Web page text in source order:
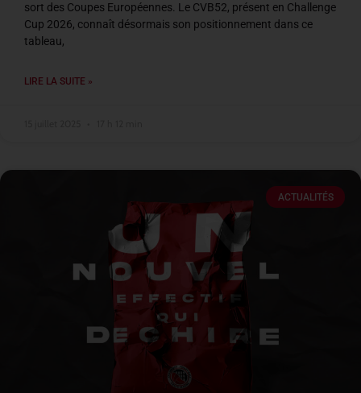
sort des Coupes Européennes. Le CVB52, présent en Challenge
Cup 2026, connaît désormais son positionnement dans ce
tableau,
LIRE LA SUITE »
ACTUALITÉS